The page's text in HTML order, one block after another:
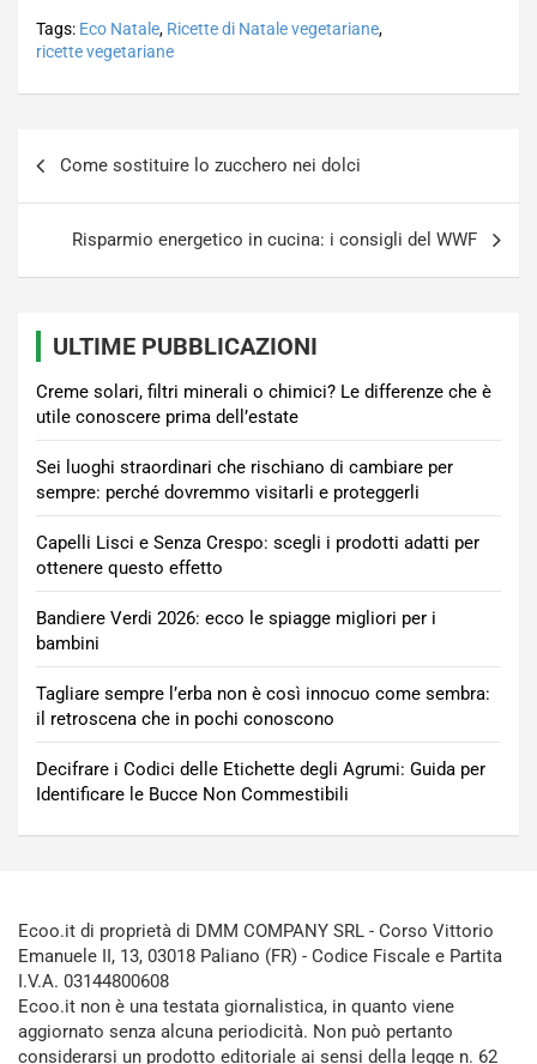
Tags: Eco Natale, Ricette di Natale vegetariane,
ricette vegetariane
Come sostituire lo zucchero nei dolci
Risparmio energetico in cucina: i consigli del WWF
ULTIME PUBBLICAZIONI
Creme solari, filtri minerali o chimici? Le differenze che è
utile conoscere prima dell’estate
Sei luoghi straordinari che rischiano di cambiare per
sempre: perché dovremmo visitarli e proteggerli
Capelli Lisci e Senza Crespo: scegli i prodotti adatti per
ottenere questo effetto
Bandiere Verdi 2026: ecco le spiagge migliori per i
bambini
Tagliare sempre l’erba non è così innocuo come sembra:
il retroscena che in pochi conoscono
Decifrare i Codici delle Etichette degli Agrumi: Guida per
Identificare le Bucce Non Commestibili
Ecoo.it di proprietà di DMM COMPANY SRL - Corso Vittorio
Emanuele II, 13, 03018 Paliano (FR) - Codice Fiscale e Partita
I.V.A. 03144800608
Ecoo.it non è una testata giornalistica, in quanto viene
aggiornato senza alcuna periodicità. Non può pertanto
considerarsi un prodotto editoriale ai sensi della legge n. 62